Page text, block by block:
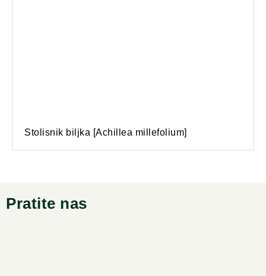
Stolisnik biljka [Achillea millefolium]
Pratite nas